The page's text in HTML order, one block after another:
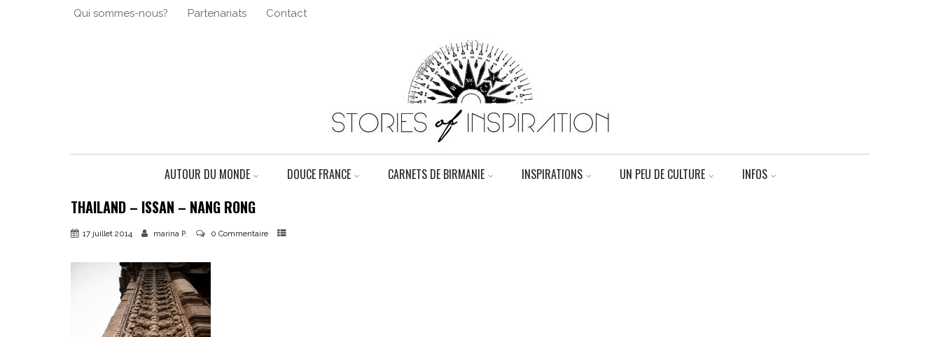
Qui sommes-nous? Partenariats Contact
AUTOUR DU MONDE DOUCE FRANCE CARNETS DE BIRMANIE INSPIRATIONS UN PEU DE CULTURE INFOS
THAILAND – ISSAN – NANG RONG
17 juillet 2014 marina P. 0 Commentaire